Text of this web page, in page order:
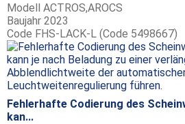
Modell ACTROS,AROCS
Baujahr 2023
Code FHS-LACK-L (Code 5498667)
Fehlerhafte Codierung des
kan...